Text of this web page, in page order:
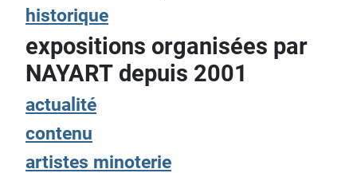
historique
expositions organisées par
NAYART depuis 2001
actualité
contenu
artistes minoterie